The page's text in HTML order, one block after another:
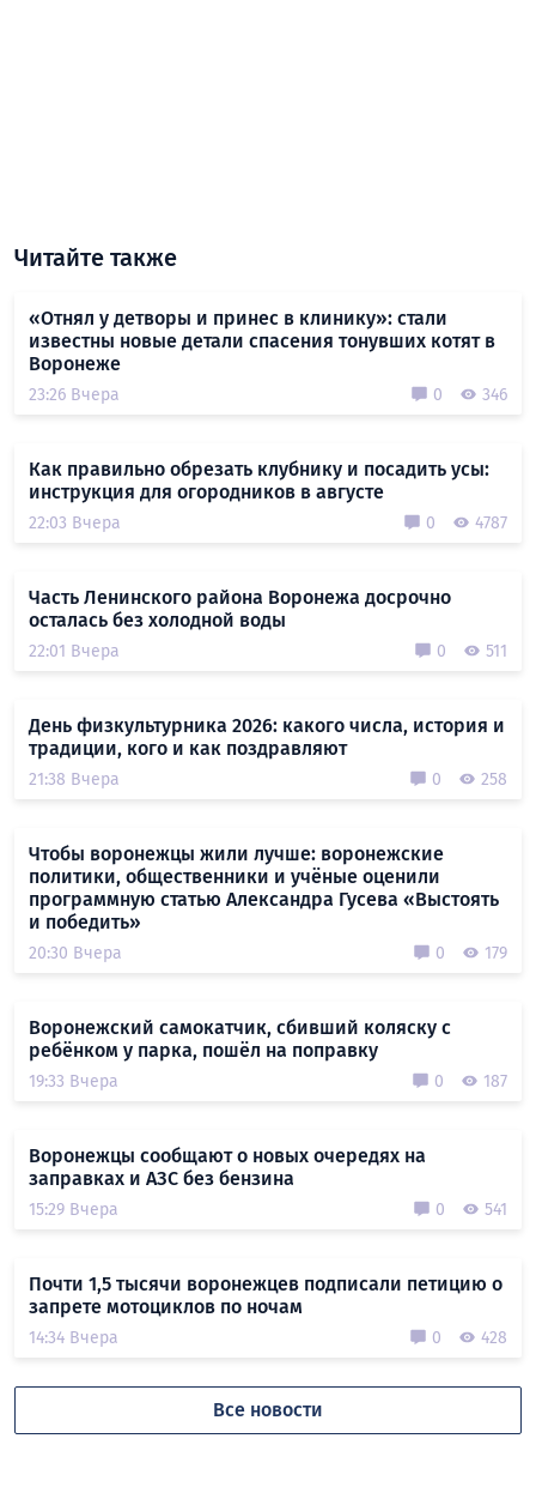
Читайте также
«Отнял у детворы и принес в клинику»: стали
известны новые детали спасения тонувших котят в
Воронеже
23:26 Вчера 0 346
Как правильно обрезать клубнику и посадить усы:
инструкция для огородников в августе
22:03 Вчера 0 4787
Часть Ленинского района Воронежа досрочно
осталась без холодной воды
22:01 Вчера 0 511
День физкультурника 2026: какого числа, история и
традиции, кого и как поздравляют
21:38 Вчера 0 258
Чтобы воронежцы жили лучше: воронежские
политики, общественники и учёные оценили
программную статью Александра Гусева «Выстоять
и победить»
20:30 Вчера 0 179
Воронежский самокатчик, сбивший коляску с
ребёнком у парка, пошёл на поправку
19:33 Вчера 0 187
Воронежцы сообщают о новых очередях на
заправках и АЗС без бензина
15:29 Вчера 0 541
Почти 1,5 тысячи воронежцев подписали петицию о
запрете мотоциклов по ночам
14:34 Вчера 0 428
Все новости